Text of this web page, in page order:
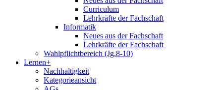
Curriculum
Lehrkräfte der Fachschaft
Informatik
Neues aus der Fachschaft
Lehrkräfte der Fachschaft
Wahlpflichtbereich (Jg.8-10)
Lernen+
Nachhaltigkeit
Kategorieansicht